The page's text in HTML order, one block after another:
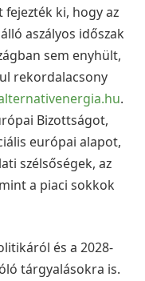
ki, hogy az
aszályos időszak
sem enyhült,
rekordalacsony
.
Bizottságot,
európai alapot,
szélsőségek, az
a piaci sokkok
és a 2028-
tárgyalásokra is.